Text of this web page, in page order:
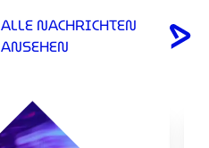
ALLE NACHRICHTEN
ANSEHEN